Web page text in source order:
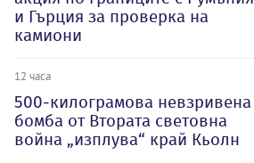
и Гърция за проверка на
камиони
12 часа
500-килограмова невзривена
бомба от Втората световна
война „изплува“ край Кьолн